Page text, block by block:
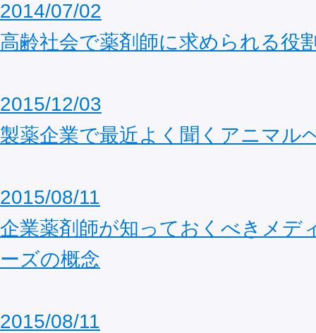
2014/07/02
高齢社会で薬剤師に求められる役
2015/12/03
製薬企業で最近よく聞くアニマル
2015/08/11
企業薬剤師が知っておくべきメデ
ーズの概念
2015/08/11